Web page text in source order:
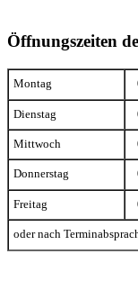
Öffnungszeiten
Montag
Dienstag
Mittwoch
Donnerstag
Freitag
oder nach